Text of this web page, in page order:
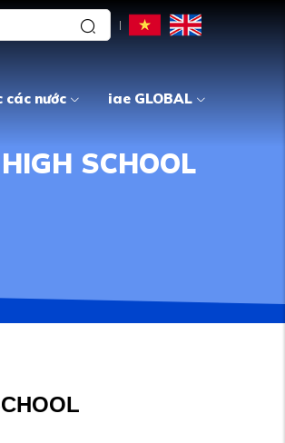
các nước iae GLOBAL
SCHOOL